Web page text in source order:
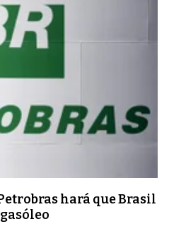
hará que Brasil